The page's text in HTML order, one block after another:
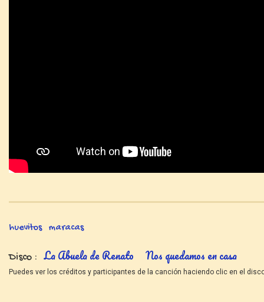
huevitos maracas
Disco La Abuela de Renato Nos quedamos en casa
Puedes ver los créditos y participantes de la canción haciendo clic en el